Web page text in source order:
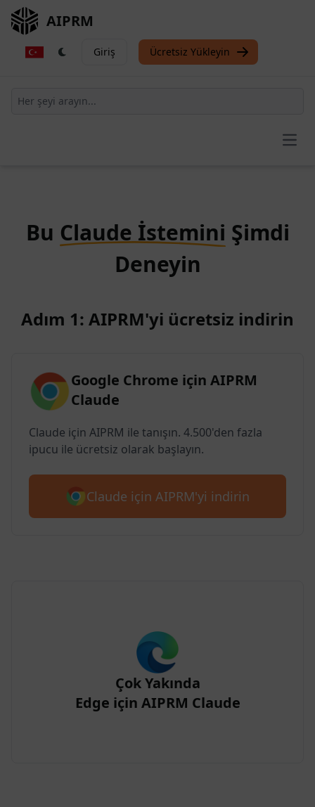
AIPRM
Giriş Ücretsiz Yükleyin
Bu Claude İstemini Şimdi
Deneyin
Adım 1: AIPRM'yi ücretsiz indirin
Google Chrome için AIPRM
Claude
Claude için AIPRM ile tanışın. 4.500'den fazla
ipucu ile ücretsiz olarak başlayın.
Claude için AIPRM'yi indirin
Çok Yakında
Edge için AIPRM Claude